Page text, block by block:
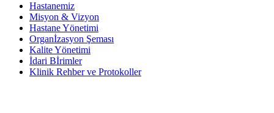
Hastanemiz
Misyon & Vizyon
Hastane Yönetimi
Organİzasyon Şeması
Kalite Yönetimi
İdari Bİrimler
Klinik Rehber ve Protokoller